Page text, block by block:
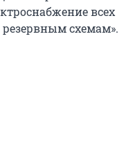
всех
схемам».